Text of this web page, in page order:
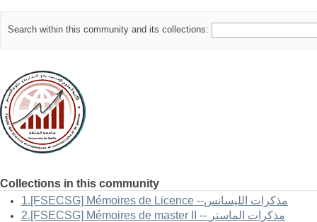
Search within this community and its collections:
Collections in this community
1.[FSECSG] Mémoires de Licence --مذكرات الليسانس
2.[FSECSG] Mémoires de master II -- مذكرات الماستر